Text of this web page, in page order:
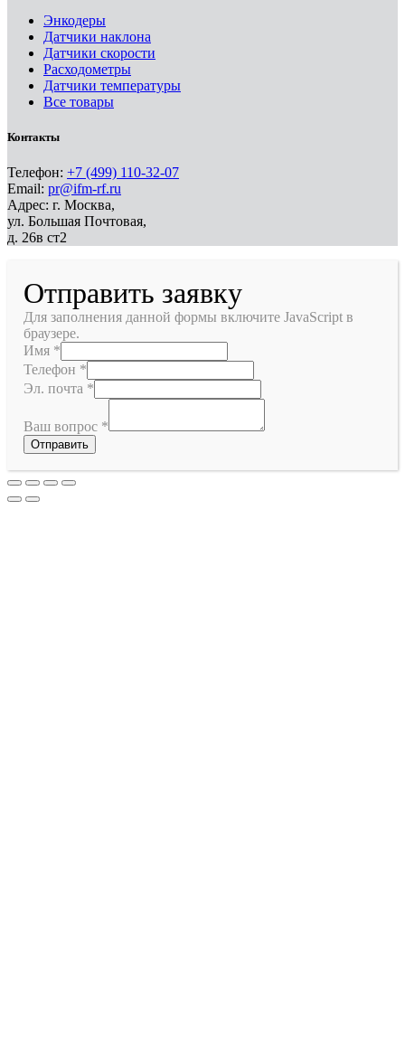
Энкодеры
Датчики наклона
Датчики скорости
Расходометры
Датчики температуры
Все товары
Контакты
Телефон: +7 (499) 110-32-07
Email: pr@ifm-rf.ru
Адрес: г. Москва,
ул. Большая Почтовая,
д. 26в ст2
Отправить заявку
Для заполнения данной формы включите JavaScript в
браузере.
Имя *
Телефон *
Эл. почта *
Ваш вопрос *
Отправить